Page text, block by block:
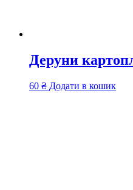
Деруни
60 ₴ Додати в кошик